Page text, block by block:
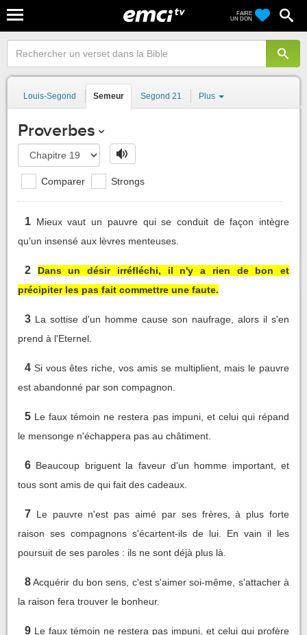
FAIRE
UN DON
Louis-Segond Semeur Segond 21 Plus
Proverbes
Comparer Strongs
1 Mieux vaut un pauvre qui se conduit de façon intègre
qu'un insensé aux lèvres menteuses.
2
Dans un désir irréfléchi, il n'y a rien de bon et
précipiter les pas fait commettre une faute.
3 La sottise d'un homme cause son naufrage, alors il s'en
prend à l'Eternel.
4 Si vous êtes riche, vos amis se multiplient, mais le pauvre
est abandonné par son compagnon.
5 Le faux témoin ne restera pas impuni, et celui qui répand
le mensonge n'échappera pas au châtiment.
6 Beaucoup briguent la faveur d'un homme important, et
tous sont amis de qui fait des cadeaux.
7 Le pauvre n'est pas aimé par ses frères, à plus forte
raison ses compagnons s'écartent-ils de lui. En vain il les
poursuit de ses paroles : ils ne sont déjà plus là.
8 Acquérir du bon sens, c'est s'aimer soi-même, s'attacher à
la raison fera trouver le bonheur.
9 Le faux témoin ne restera pas impuni, et celui qui profère